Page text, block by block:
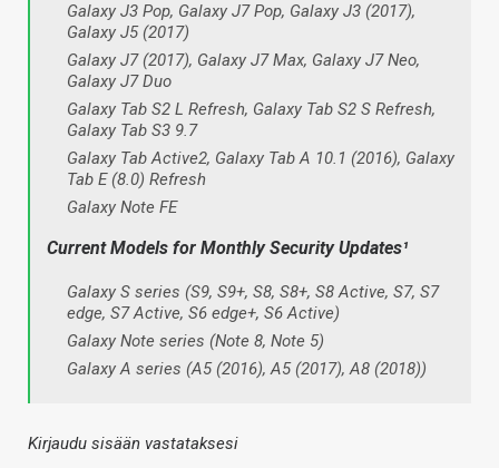
Galaxy J3 Pop, Galaxy J7 Pop, Galaxy J3 (2017),
Galaxy J5 (2017)
Galaxy J7 (2017), Galaxy J7 Max, Galaxy J7 Neo,
Galaxy J7 Duo
Galaxy Tab S2 L Refresh, Galaxy Tab S2 S Refresh,
Galaxy Tab S3 9.7
Galaxy Tab Active2, Galaxy Tab A 10.1 (2016), Galaxy
Tab E (8.0) Refresh
Galaxy Note FE
Current Models for Monthly Security Updates¹
Galaxy S series (S9, S9+, S8, S8+, S8 Active, S7, S7
edge, S7 Active, S6 edge+, S6 Active)
Galaxy Note series (Note 8, Note 5)
Galaxy A series (A5 (2016), A5 (2017), A8 (2018))
Kirjaudu sisään vastataksesi